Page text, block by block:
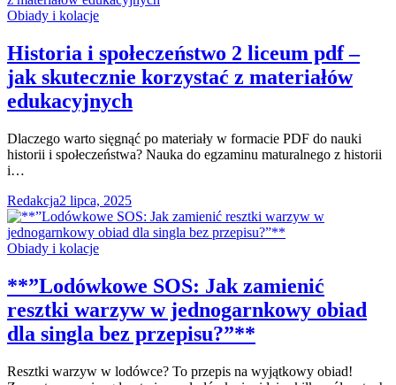
Obiady i kolacje
Historia i społeczeństwo 2 liceum pdf –
jak skutecznie korzystać z materiałów
edukacyjnych
Dlaczego warto sięgnąć po materiały w formacie PDF do nauki
historii i społeczeństwa? Nauka do egzaminu maturalnego z historii
i…
Redakcja2 lipca, 2025
Obiady i kolacje
**”Lodówkowe SOS: Jak zamienić
resztki warzyw w jednogarnkowy obiad
dla singla bez przepisu?”**
Resztki warzyw w lodówce? To przepis na wyjątkowy obiad!